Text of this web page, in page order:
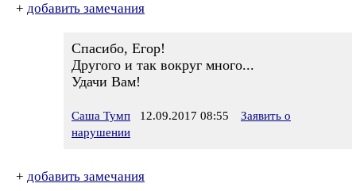
+ добавить замечания
Спасибо, Егор!
Другого и так вокруг много...
Удачи Вам!
Саша Тумп 12.09.2017 08:55
Заявить о
нарушении
+ добавить замечания